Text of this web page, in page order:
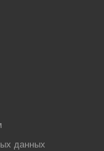
данных